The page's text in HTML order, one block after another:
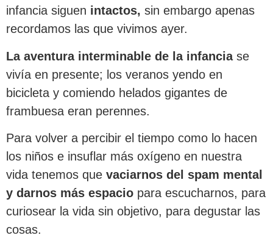
infancia siguen intactos, sin embargo apenas
recordamos las que vivimos ayer.
La aventura interminable de la infanciase
vivía en presente; los veranos yendo en
bicicleta y comiendo helados gigantes de
frambuesa eran perennes.
Para volver a percibir el tiempo como lo hacen
los niños e insuflar más oxígeno en nuestra
vida tenemos que vaciarnos del spam mental
y darnos más espacio para escucharnos, para
curiosear la vida sin objetivo, para degustar las
cosas.